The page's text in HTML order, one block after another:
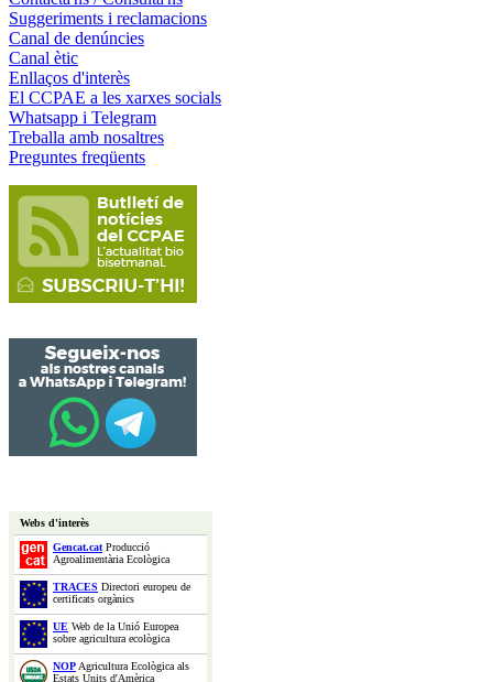
Suggeriments i reclamacions
Canal de denúncies
Canal ètic
Enllaços d'interès
El CCPAE a les xarxes socials
Whatsapp i Telegram
Treballa amb nosaltres
Preguntes freqüents
Webs d'interès
Gencat.catProducció
Agroalimentària Ecològica
TRACES Directori europeu de
certificats orgànics
UE Web de la Unió Europea
sobre agricultura ecològica
NOPAgricultura Ecològica als
Estats Units d'Amèrica